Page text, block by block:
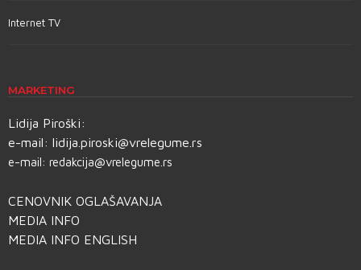
Internet TV
MARKETING
Lidija Piroški:
e-mail: lidija.piroski@vrelegume.rs
e-mail: redakcija@vrelegume.rs
CENOVNIK OGLAŠAVANJA
MEDIA INFO
MEDIA INFO ENGLISH